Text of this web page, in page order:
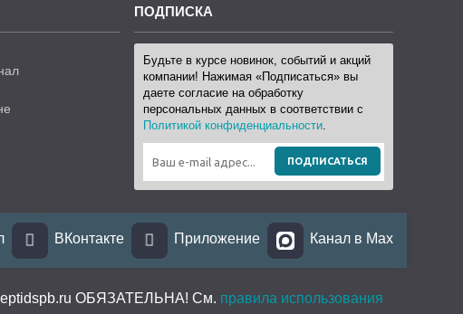
ПОДПИСКА
Будьте в курсе новинок, событий и акций
компании! Нажимая «Подписаться» вы
даете согласие на обработку
персональных данных в соответствии с
Политикой конфиденциальности.
ПОДПИСАТЬСЯ
ВКонтакте Приложение Канал в Max
peptidspb.ru ОБЯЗАТЕЛЬНА! См. правила использования